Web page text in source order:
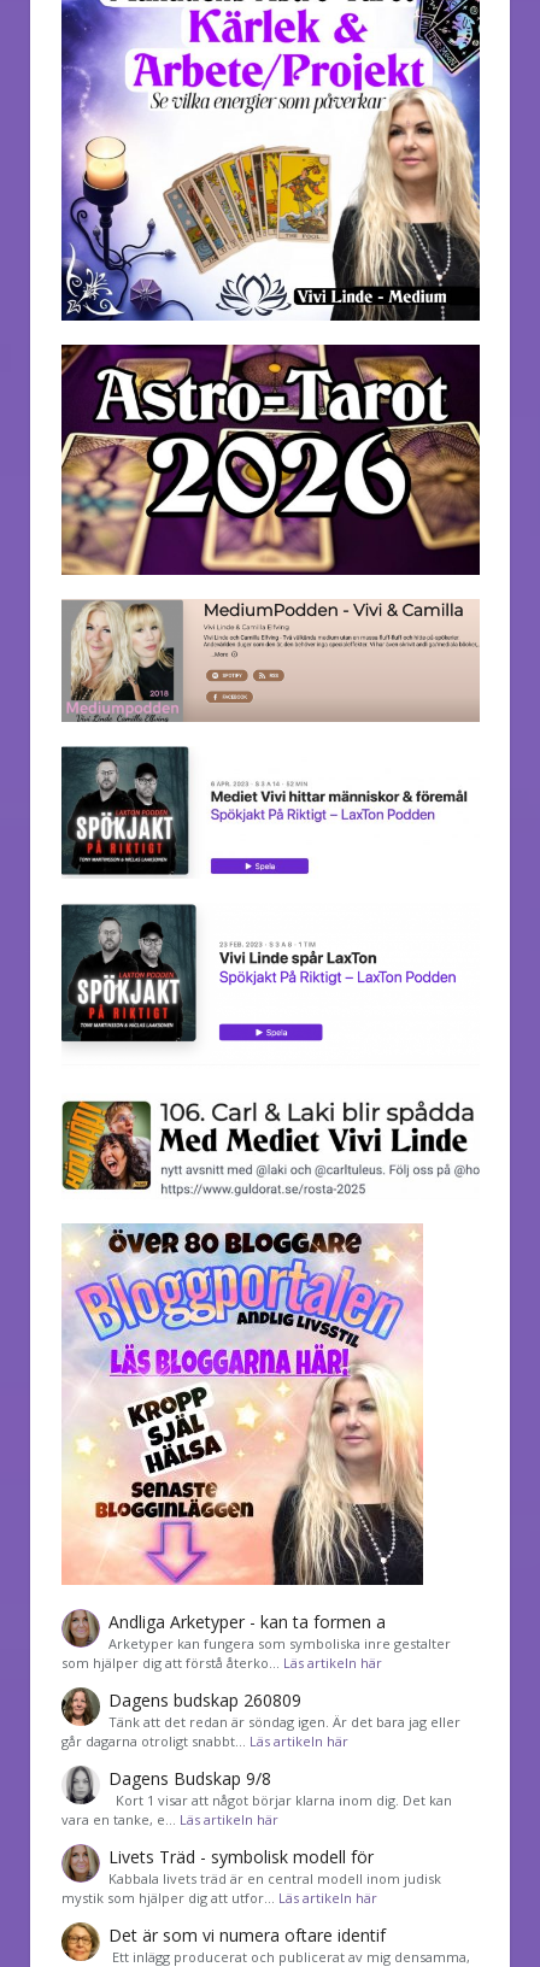
Andliga Arketyper - kan ta formen a
Arketyper kan fungera som symboliska inre gestalter
som hjälper dig att förstå återko… Läs artikeln här
Dagens budskap 260809
Tänk att det redan är söndag igen. Är det bara jag eller
går dagarna otroligt snabbt… Läs artikeln här
Dagens Budskap 9/8
Kort 1 visar att något börjar klarna inom dig. Det kan
vara en tanke, e… Läs artikeln här
Livets Träd - symbolisk modell för
Kabbala livets träd är en central modell inom judisk
mystik som hjälper dig att utfor… Läs artikeln här
Det är som vi numera oftare identif
͏ Ett inlägg producerat och publicerat av mig densamma,